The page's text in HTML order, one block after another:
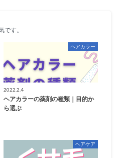
です。
ヘアカラー
2022.2.4
ヘアカラーの薬剤の種類｜目的か
ら選ぶ
ヘアケア